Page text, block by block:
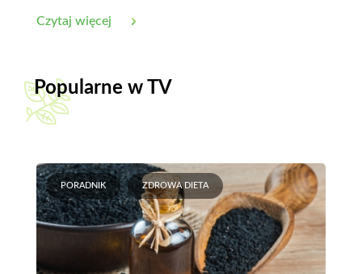
Czytaj więcej
Popularne w TV
PORADNIK ZDROWA DIETA